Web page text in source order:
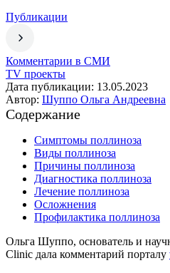
Публикации
Комментарии в СМИ
TV проекты
Дата публикации: 13.05.2023
Автор: Шуппо Ольга Андреевна
Содержание
Симптомы поллиноза
Виды поллиноза
Причины поллиноза
Диагностика поллиноза
Лечение поллиноза
Осложнения
Профилактика поллиноза
Ольга Шуппо, основатель и
Clinic дала комментарий порталу